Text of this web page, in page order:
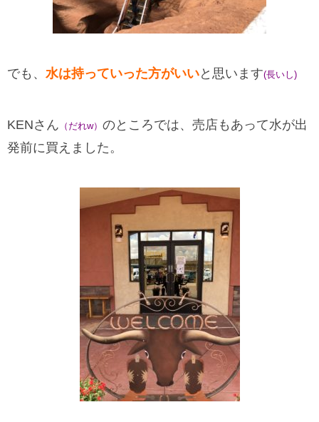
でも、 水は持っていった方がいいと思います(長いし)
KENさん （だれw） のところでは、売店もあって水が出
発前に買えました。